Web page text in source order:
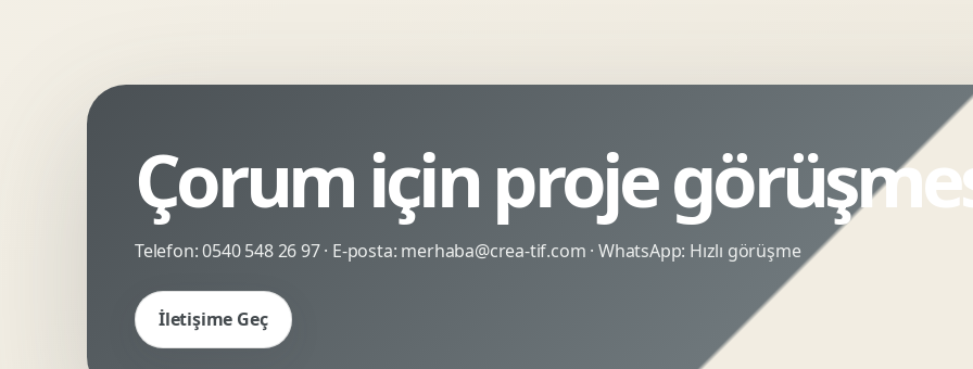
Çorum için proje
Telefon:0540 548 26 97· E-posta: merhaba@crea-tif.com · WhatsApp: Hızlı görüşme
İletişime Geç